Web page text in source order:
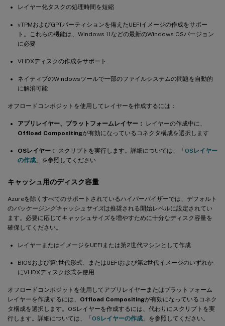
レイヤー化タスクの処理時間を短縮
vTPMおよびGPTパーティションを備えたUEFIイメージの作成をサポー
ト。これらの機能は、Windows 11などの最新のWindows OSバージョン
に必要
VHDXディスクの作成をサポート
ネイティブのWindowsツールで一部のファイルシステムの問題を自動的
に解消可能
オフロードコンポジットを使用してレイヤーを作成するには：
アプリレイヤー、プラットフォームレイヤー：
レイヤーの作成中に、
Offload Compositingが有効になっているコネクタ構成を選択します
OSレイヤー： スクリプトを実行します。詳細については、「OSレイヤー
の作成 」を参照してください
キャッシュ用のディスク容量
Azureを除くすべてのサポートされているハイパーバイザーでは、デフォルト
のパッケージングキャッシュサイズは推奨される開始レベルに設定されてい
ます。必要に応じてキャッシュサイズを増やすために十分なディスク容量を
確保してください。
レイヤーまたはイメージをUEFIまたは第2世代マシンとして作成
BIOSおよび第1世代形式、またはUEFIおよび第2世代イメージのいずれか
にVHDXディスク形式を使用
オフロードコンポジットを使用してアプリレイヤーまたはプラットフォーム
レイヤーを作成するには、 Offload Compositingが有効になっているコネク
タ構成を選択します。OSレイヤーを作成するには、代わりにスクリプトを実
行します。詳細については、「OSレイヤーの作成 」を参照してください。